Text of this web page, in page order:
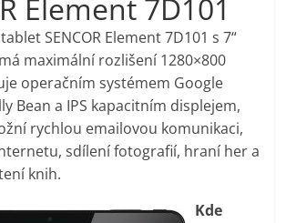
Element 7D101
SENCOR Element 7D101 s 7“
maximální rozlišení 1280×800
operačním systémem Google
Bean a IPS kapacitním displejem,
rychlou emailovou komunikaci,
sdílení fotografií, hraní her a
knih.
Kde